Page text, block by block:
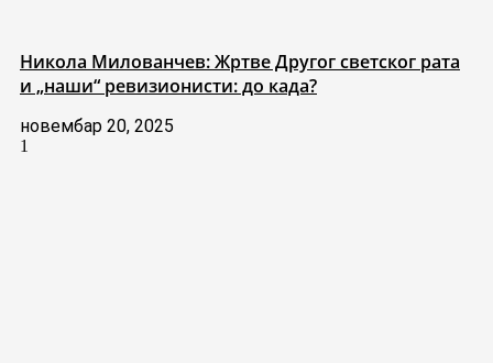
Никола Милованчев: Жртве Другог светског рата
и „наши“ ревизионисти: до када?
новембар 20, 2025